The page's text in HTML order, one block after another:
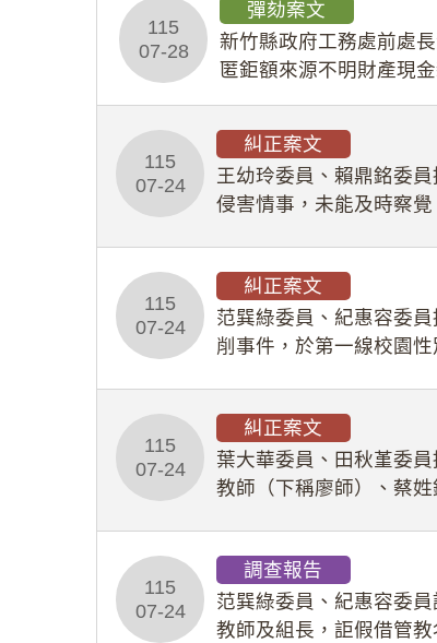
115
07-28
彈劾案文
新竹縣政府工務處前處
匿鉅額來源不明財產現
115
07-24
糾正案文
王幼玲委員、賴鼎銘委
侵害情事，未能及時察
115
07-24
糾正案文
范巽綠委員、紀惠容委
削事件，於第一線校園
115
07-24
糾正案文
葉大華委員、田秋堇委
教師（下稱廖師）、蔡
115
07-24
調查報告
范巽綠委員、紀惠容委
教師及組長，詎假借管